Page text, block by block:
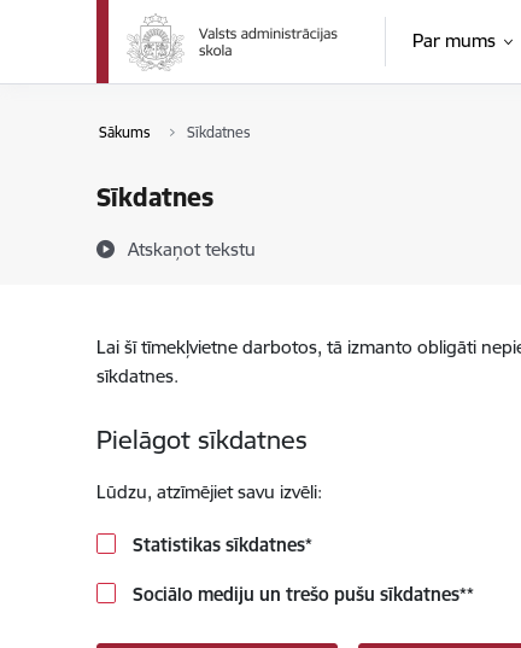
Pāriet uz lapas saturu
Par mums
Sākums Sīkdatnes
Sīkdatnes
Atskaņot tekstu
Lai šī tīmekļvietne darbotos, tā izmanto obligāti
sīkdatnes.
Pielāgot sīkdatnes
Lūdzu, atzīmējiet savu izvēli:
Statistikas sīkdatnes*
Sociālo mediju un trešo pušu sīkdatnes**